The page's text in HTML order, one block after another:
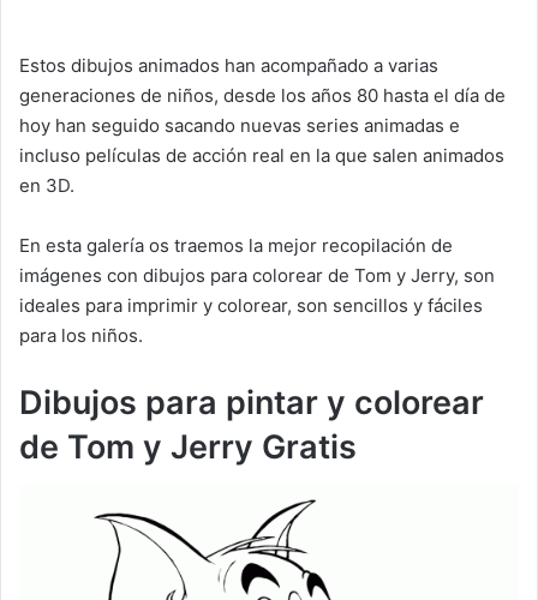
Estos dibujos animados han acompañado a varias
generaciones de niños, desde los años 80 hasta el día de
hoy han seguido sacando nuevas series animadas e
incluso películas de acción real en la que salen animados
en 3D.
En esta galería os traemos la mejor recopilación de
imágenes con dibujos para colorear de Tom y Jerry, son
ideales para imprimir y colorear, son sencillos y fáciles
para los niños.
Dibujos para pintar y colorear
de Tom y Jerry Gratis